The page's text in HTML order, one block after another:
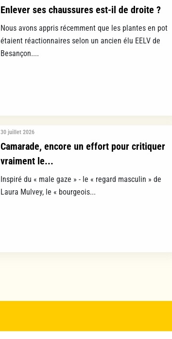
Enlever ses chaussures est-il de droite ?
Nous avons appris récemment que les plantes en pot
étaient réactionnaires selon un ancien élu EELV de
Besançon....
30 juillet 2026
Camarade, encore un effort pour critiquer
vraiment le...
Inspiré du « male gaze » - le « regard masculin » de
Laura Mulvey, le « bourgeois...